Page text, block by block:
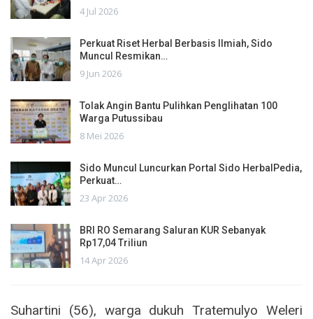
4 Jul 2026
Perkuat Riset Herbal Berbasis Ilmiah, Sido
Muncul Resmikan…
9 Jun 2026
Tolak Angin Bantu Pulihkan Penglihatan 100
Warga Putussibau
8 Mei 2026
Sido Muncul Luncurkan Portal Sido HerbalPedia,
Perkuat…
23 Apr 2026
BRI RO Semarang Saluran KUR Sebanyak
Rp17,04 Triliun
14 Apr 2026
Suhartini (56), warga dukuh Tratemulyo Weleri